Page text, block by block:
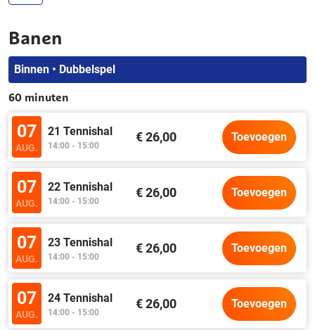
Banen
Binnen • Dubbelspel
60 minuten
07
AUG.
21 Tennishal
14:00 - 15:00
€ 26,00 Toevoegen
07
AUG.
22 Tennishal
14:00 - 15:00
€ 26,00 Toevoegen
07
AUG.
23 Tennishal
14:00 - 15:00
€ 26,00 Toevoegen
07
AUG.
24 Tennishal
14:00 - 15:00
€ 26,00 Toevoegen